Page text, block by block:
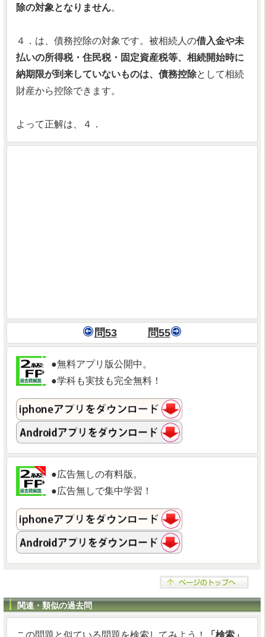
除の対象となりません。
４．は、債務控除の対象です。被相続人の借入金や未
払いの所得税・住民税・固定資産税等、相続開始時に
納期限が到来していないものは、債務控除として相続
財産から控除できます。
よって正解は、４．
問53 問55
●無料アプリ版公開中。
●学科も実技も完全無料！
●広告無しの有料版。
●広告無しで集中学習！
関連・類似の過去問
この問題と似ている問題を検索してみよう！ 「検索」